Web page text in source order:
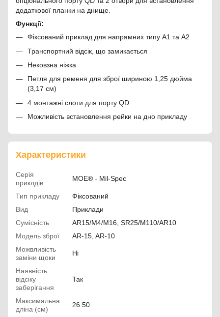
додаткової планки на днище.
Функції:
Фіксований приклад для напрямних типу А1 та А2
Транспортний відсік, що замикається
Нековзна ніжка
Петля для ременя для зброї шириною 1,25 дюйма
(3,17 см)
4 монтажні слоти для порту QD
Можливість встановлення рейки на дно прикладу
Характеристики
Серія
приклдів
MOE® - Mil-Spec
Тип прикладу
Фіксований
Вид
Приклади
Сумісність
AR15/M4/M16, SR25/M110/AR10
Модель зброї
AR-15, AR-10
Можвливість
заміни щоки
Ні
Наявність
відсіку
заберігання
Так
Максимальна
дліна (см)
26.50